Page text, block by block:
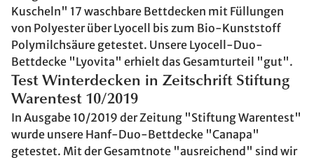
Kuscheln" 17 waschbare Bettdecken mit Füllungen
von Polyester über Lyocell bis zum Bio-Kunststoff
Polymilchsäure getestet. Unsere Lyocell-Duo-
Bettdecke "Lyovita" erhielt das Gesamturteil "gut".
Test Winterdecken in Zeitschrift Stiftung
Warentest 10/2019
In Ausgabe 10/2019 der Zeitung "Stiftung Warentest"
wurde unsere Hanf-Duo-Bettdecke "Canapa"
getestet. Mit der Gesamtnote "ausreichend" sind wir